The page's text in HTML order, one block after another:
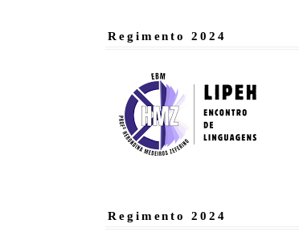
Regimento 2024
Regimento 2024